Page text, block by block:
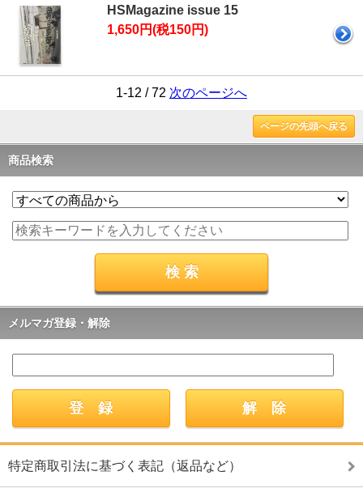
HSMagazine issue 15
1,650円(税150円)
1-12 / 72 次のページへ
ページの先頭へ戻る
商品検索
メルマガ登録・解除
特定商取引法に基づく表記（返品など）